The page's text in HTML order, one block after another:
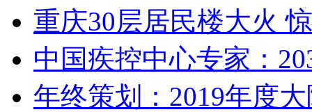
重庆30层居民楼大火
中国疾控中心专家：
年终策划：2019年度